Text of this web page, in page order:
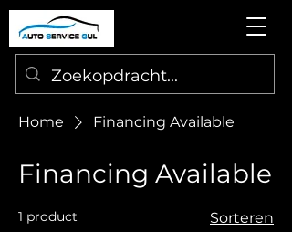
Home Financing Available
Financing Available
1 product Sorteren